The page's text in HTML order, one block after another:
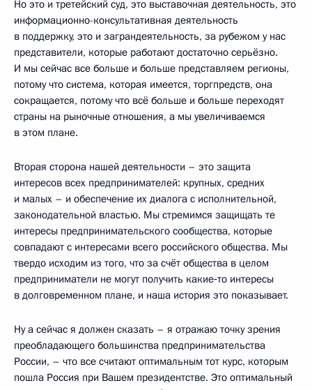
Но это и третейский суд, это выставочная деятельность, это
информационно-консультативная деятельность
в поддержку, это и заграндеятельность, за рубежом у нас
представители, которые работают достаточно серьёзно.
И мы сейчас все больше и больше представляем регионы,
потому что система, которая имеется, торгпредств, она
сокращается, потому что всё больше и больше переходят
страны на рыночные отношения, а мы увеличиваемся
в этом плане.
Вторая сторона нашей деятельности – это защита
интересов всех предпринимателей: крупных, средних
и малых – и обеспечение их диалога с исполнительной,
законодательной властью. Мы стремимся защищать те
интересы предпринимательского сообщества, которые
совпадают с интересами всего российского общества. Мы
твердо исходим из того, что за счёт общества в целом
предприниматели не могут получить какие‑то интересы
в долговременном плане, и наша история это показывает.
Ну а сейчас я должен сказать – я отражаю точку зрения
преобладающего большинства предпринимательства
России, – что все считают оптимальным тот курс, которым
пошла Россия при Вашем президентстве. Это оптимальный